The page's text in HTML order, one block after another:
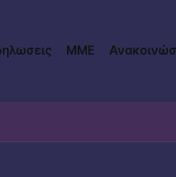
ΜΜΕ